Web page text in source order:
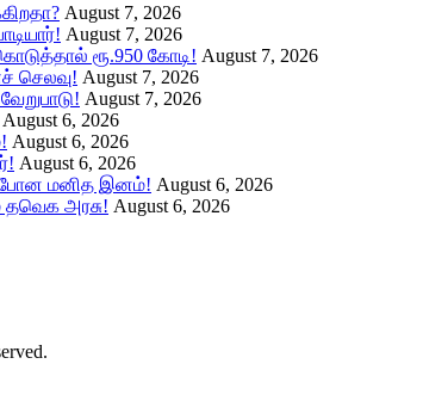
August 7, 2026
August 7, 2026
ரூ.950 கோடி! August 7, 2026
செலவு! August 7, 2026
August 7, 2026
August 6, 2026
August 6, 2026
August 6, 2026
மனித இனம்! August 6, 2026
அரசு! August 6, 2026